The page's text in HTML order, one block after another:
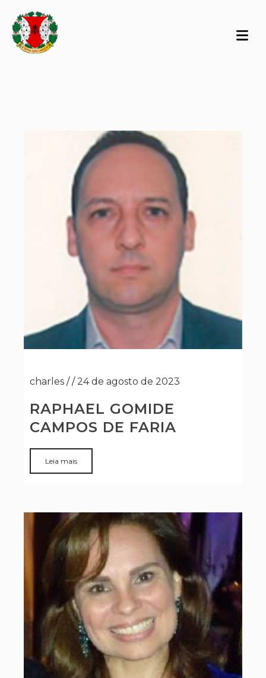
charles //24 de agosto de 2023
RAPHAEL GOMIDE
CAMPOS DE FARIA
Leia mais